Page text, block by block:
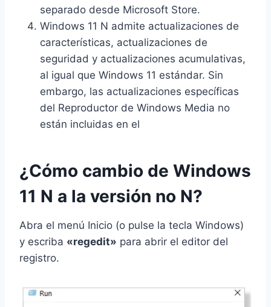
separado desde Microsoft Store.
Windows 11 N admite actualizaciones de
características, actualizaciones de
seguridad y actualizaciones acumulativas,
al igual que Windows 11 estándar. Sin
embargo, las actualizaciones específicas
del Reproductor de Windows Media no
están incluidas en el
¿Cómo cambio de Windows
11 N a la versión no N?
Abra el menú Inicio (o pulse la tecla Windows)
y escriba «regedit» para abrir el editor del
registro.